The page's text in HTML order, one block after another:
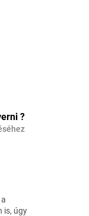
?
is, úgy